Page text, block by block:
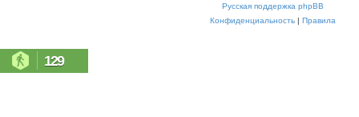
Русская поддержка phpBB
Конфиденциальность | Правила
129